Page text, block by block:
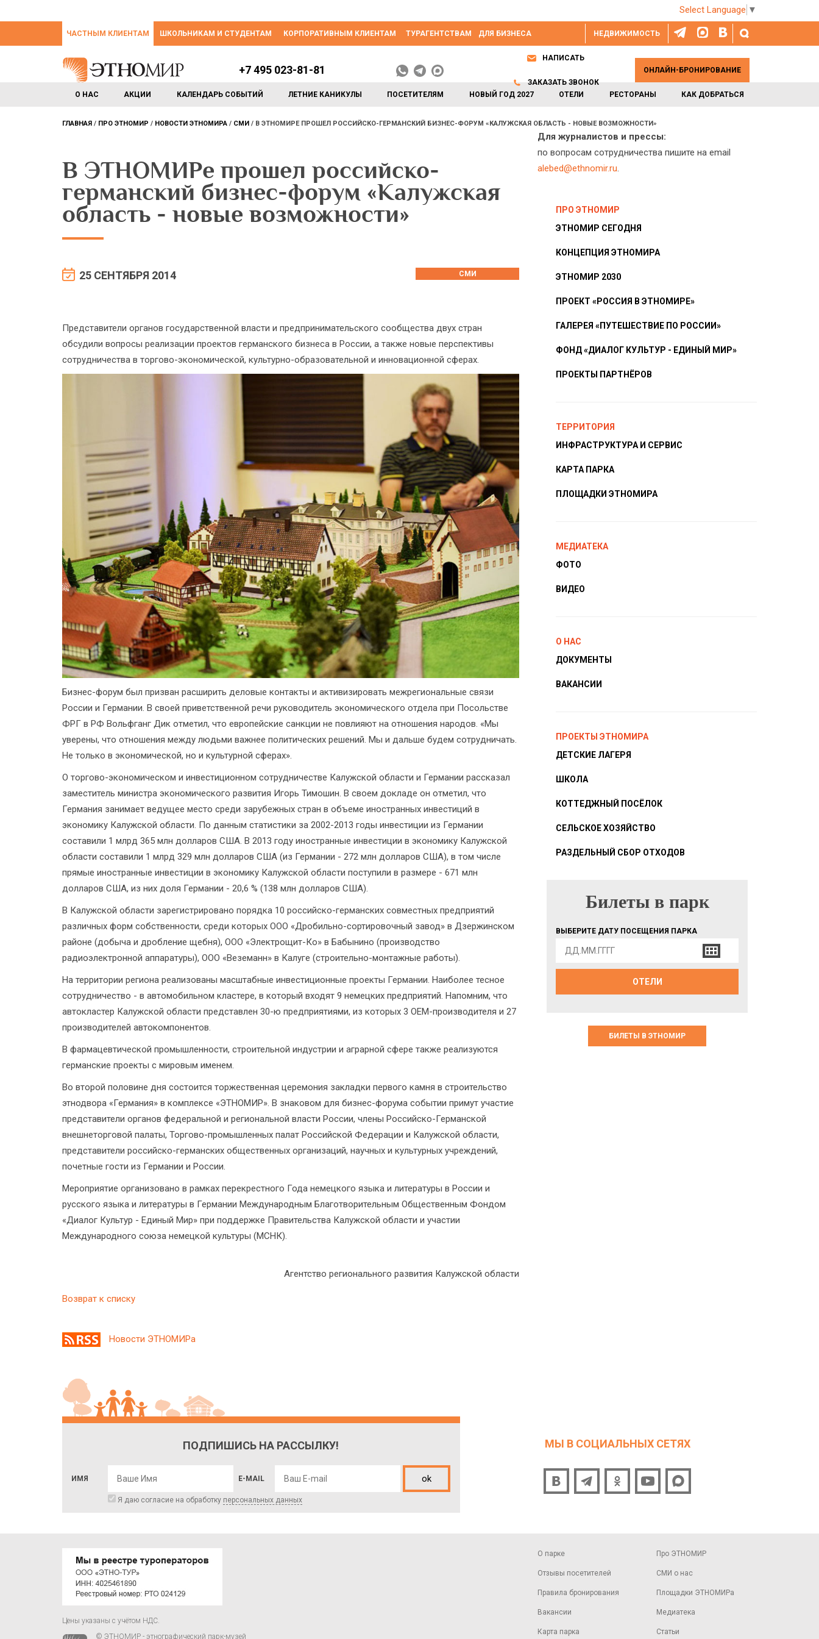
Select Language ▼
НЕДВИЖИМОСТЬ
ЧАСТНЫМ КЛИЕНТАМ ШКОЛЬНИКАМ И СТУДЕНТАМ КОРПОРАТИВНЫМ КЛИЕНТАМ ТУРАГЕНТСТВАМ ДЛЯ БИЗНЕСА
О НАС АКЦИИ КАЛЕНДАРЬ СОБЫТИЙ ЛЕТНИЕ КАНИКУЛЫ ПОСЕТИТЕЛЯМ НОВЫЙ ГОД 2027 ОТЕЛИ РЕСТОРАНЫ КАК ДОБРАТЬСЯ
+7 495 023-81-81
НАПИСАТЬ
ЗАКАЗАТЬ ЗВОНОК
ОНЛАЙН-БРОНИРОВАНИЕ
ГЛАВНАЯ ПРО ЭТНОМИР НОВОСТИ ЭТНОМИРА СМИ В ЭТНОМИРЕ ПРОШЕЛ РОССИЙСКО-ГЕРМАНСКИЙ БИЗНЕС-ФОРУМ «КАЛУЖСКАЯ ОБЛАСТЬ - НОВЫЕ ВОЗМОЖНОСТИ»
В ЭТНОМИРе прошел российско-
германский бизнес-форум «Калужская
область - новые возможности»
25 СЕНТЯБРЯ 2014 СМИ
Представители органов государственной власти и предпринимательского сообщества двух стран
обсудили вопросы реализации проектов германского бизнеса в России, а также новые перспективы
сотрудничества в торгово-экономической, культурно-образовательной и инновационной сферах.
Бизнес-форум был призван расширить деловые контакты и активизировать межрегиональные связи
России и Германии. В своей приветственной речи руководитель экономического отдела при Посольстве
ФРГ в РФ Вольфганг Дик отметил, что европейские санкции не повлияют на отношения народов. «Мы
уверены, что отношения между людьми важнее политических решений. Мы и дальше будем сотрудничать.
Не только в экономической, но и культурной сферах».
О торгово-экономическом и инвестиционном сотрудничестве Калужской области и Германии рассказал
заместитель министра экономического развития Игорь Тимошин. В своем докладе он отметил, что
Германия занимает ведущее место среди зарубежных стран в объеме иностранных инвестиций в
экономику Калужской области. По данным статистики за 2002-2013 годы инвестиции из Германии
составили 1 млрд 365 млн долларов США. В 2013 году иностранные инвестиции в экономику Калужской
области составили 1 млрд 329 млн долларов США (из Германии - 272 млн долларов США), в том числе
прямые иностранные инвестиции в экономику Калужской области поступили в размере - 671 млн
долларов США, из них доля Германии - 20,6 % (138 млн долларов США).
В Калужской области зарегистрировано порядка 10 российско-германских совместных предприятий
различных форм собственности, среди которых ООО «Дробильно-сортировочный завод» в Дзержинском
районе (добыча и дробление щебня), ООО «Электрощит-Ко» в Бабынино (производство
радиоэлектронной аппаратуры), ООО «Веземанн» в Калуге (строительно-монтажные работы).
На территории региона реализованы масштабные инвестиционные проекты Германии. Наиболее тесное
сотрудничество - в автомобильном кластере, в который входят 9 немецких предприятий. Напомним, что
автокластер Калужской области представлен 30-ю предприятиями, из которых 3 OEM-производителя и 27
производителей автокомпонентов.
В фармацевтической промышленности, строительной индустрии и аграрной сфере также реализуются
германские проекты с мировым именем.
Во второй половине дня состоится торжественная церемония закладки первого камня в строительство
этнодвора «Германия» в комплексе «ЭТНОМИР». В знаковом для бизнес-форума событии примут участие
представители органов федеральной и региональной власти России, члены Российско-Германской
внешнеторговой палаты, Торгово-промышленных палат Российской Федерации и Калужской области,
представители российско-германских общественных организаций, научных и культурных учреждений,
почетные гости из Германии и России.
Мероприятие организовано в рамках перекрестного Года немецкого языка и литературы в России и
русского языка и литературы в Германии Международным Благотворительным Общественным Фондом
«Диалог Культур - Единый Мир» при поддержке Правительства Калужской области и участии
Международного союза немецкой культуры (МСНК).
Агентство регионального развития Калужской области
Возврат к списку
Для журналистов и прессы:
по вопросам сотрудничества пишите на email
alebed@ethnomir.ru.
ПРО ЭТНОМИР
ЭТНОМИР СЕГОДНЯ
КОНЦЕПЦИЯ ЭТНОМИРА
ЭТНОМИР 2030
ПРОЕКТ «РОССИЯ В ЭТНОМИРЕ»
ГАЛЕРЕЯ «ПУТЕШЕСТВИЕ ПО РОССИИ»
ФОНД «ДИАЛОГ КУЛЬТУР - ЕДИНЫЙ МИР»
ПРОЕКТЫ ПАРТНЁРОВ
ТЕРРИТОРИЯ
ИНФРАСТРУКТУРА И СЕРВИС
КАРТА ПАРКА
ПЛОЩАДКИ ЭТНОМИРА
МЕДИАТЕКА
ФОТО
ВИДЕО
О НАС
ДОКУМЕНТЫ
ВАКАНСИИ
ПРОЕКТЫ ЭТНОМИРА
ДЕТСКИЕ ЛАГЕРЯ
ШКОЛА
КОТТЕДЖНЫЙ ПОСЁЛОК
СЕЛЬСКОЕ ХОЗЯЙСТВО
РАЗДЕЛЬНЫЙ СБОР ОТХОДОВ
БИЛЕТЫ В ПАРК
Билеты в парк
ВЫБЕРИТЕ ДАТУ ПОСЕЩЕНИЯ ПАРКА
ОТЕЛИ
БИЛЕТЫ В ЭТНОМИР
Новости ЭТНОМИРа
ПОДПИШИСЬ НА РАССЫЛКУ!
ИМЯ E-MAIL ok
Я даю согласие на обработку персональных данных
МЫ В СОЦИАЛЬНЫХ СЕТЯХ
О парке
Отзывы посетителей
Правила бронирования
Вакансии
Карта парка
Про ЭТНОМИР
СМИ о нас
Площадки ЭТНОМИРа
Медиатека
Статьи
Цены указаны с учётом НДС.
© ЭТНОМИР - этнографический парк-музей